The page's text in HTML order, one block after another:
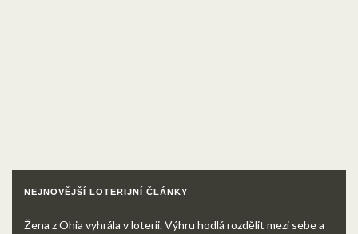
NEJNOVĚJŠÍ LOTERIJNÍ ČLÁNKY
Žena z Ohia vyhrála v loterii. Výhru hodlá rozdělit mezi sebe a